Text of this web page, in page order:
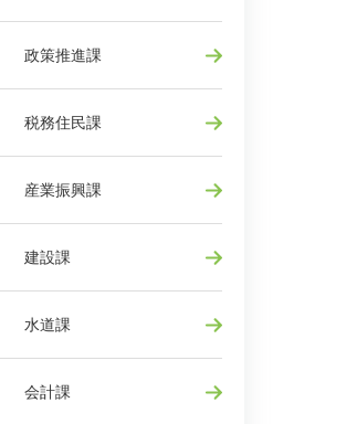
政策推進課
税務住民課
産業振興課
建設課
水道課
会計課